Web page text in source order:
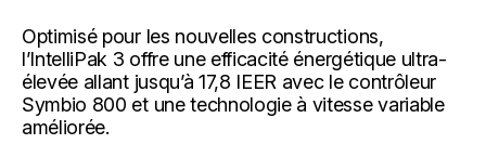
Optimisé pour les nouvelles constructions,
l’IntelliPak 3 offre une efficacité énergétique ultra-
élevée allant jusqu’à 17,8 IEER avec le contrôleur
Symbio 800 et une technologie à vitesse variable
améliorée.